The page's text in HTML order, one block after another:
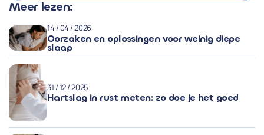
Meer lezen:
14 / 04 / 2026
Oorzaken en oplossingen voor weinig diepe
slaap
31 / 12 / 2025
Hartslag in rust meten: zo doe je het goed